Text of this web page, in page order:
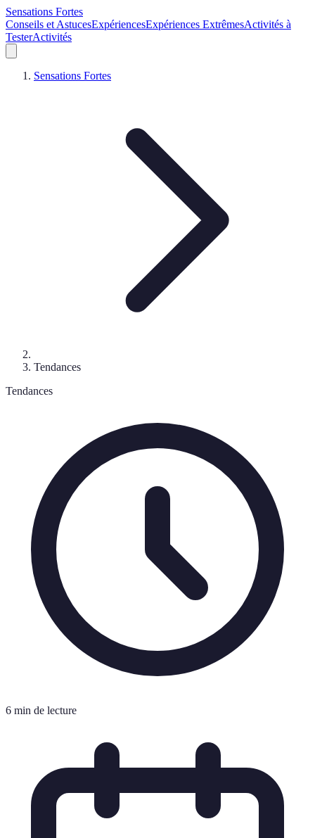
Sensations Fortes
Conseils et AstucesExpériencesExpériences ExtrêmesActivités à
TesterActivités
Sensations Fortes
Tendances
Tendances
6 min de lecture